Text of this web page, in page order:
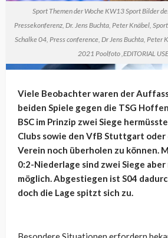
Sport Themen der Woche KW13 Sport Bilder
Pressekonferenz, Dr. Jens Buchta, Peter Knäbel,
Schalke 04, Press conference, Dr Jens Buchta, Peter
2021 Poolfoto ,EDITORIAL
Viele Beobachter waren der
beiden Spiele gegen die TSG
BSC im Prinzip zwei Siege
Clubs sowie den VfB Stuttgart oder
Verein noch überholen zu können.
0:2-Niederlage sind zwei Siege
möglich. Abgestiegen ist S04
doch die Lage spitzt sich zu.